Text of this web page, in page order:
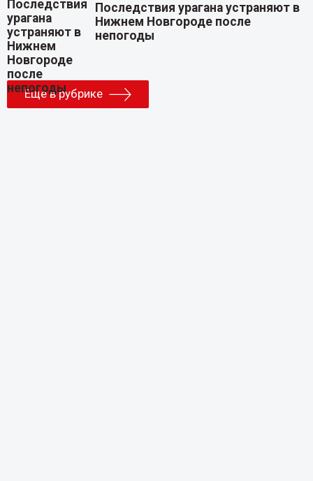
Последствия урагана устраняют в
Нижнем Новгороде после
непогоды
Еще в рубрике